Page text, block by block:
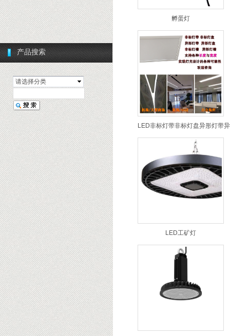
产品搜索
请选择分类
孵蛋灯
LED非标灯带非标灯盘异形灯带
LED工矿灯